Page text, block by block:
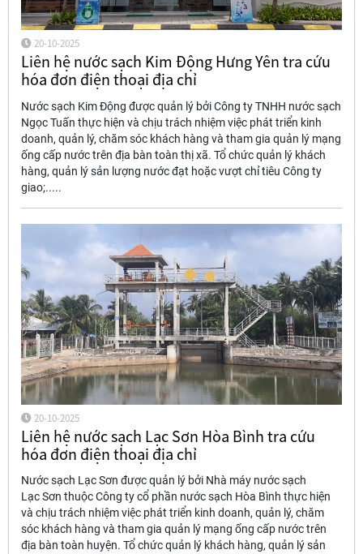
20-10-2025
Liên hệ nước sạch Kim Động Hưng Yên tra cứu
hóa đơn điện thoại địa chỉ
Nước sạch Kim Động được quản lý bởi Công ty TNHH nước sạch
Ngọc Tuấn thực hiện và chịu trách nhiệm việc phát triển kinh
doanh, quản lý, chăm sóc khách hàng và tham gia quản lý mạng
ống cấp nước trên địa bàn toàn thị xã. Tổ chức quản lý khách
hàng, quản lý sản lượng nước đạt hoặc vượt chỉ tiêu Công ty
giao;.....
20-10-2025
Liên hệ nước sạch Lạc Sơn Hòa Bình tra cứu
hóa đơn điện thoại địa chỉ
Nước sạch Lạc Sơn được quản lý bởi Nhà máy nước sạch
Lạc Sơn thuộc Công ty cổ phần nước sạch Hòa Bình thực hiện
và chịu trách nhiệm việc phát triển kinh doanh, quản lý, chăm
sóc khách hàng và tham gia quản lý mạng ống cấp nước trên
địa bàn toàn huyện. Tổ chức quản lý khách hàng, quản lý sản